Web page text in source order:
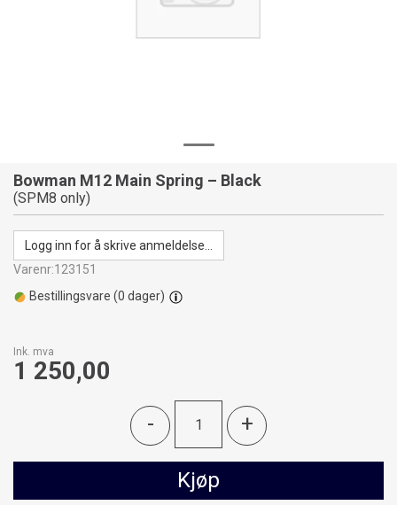
Bowman M12 Main Spring – Black
(SPM8 only)
Logg inn for å skrive anmeldelse...
Varenr:123151
Ink. mva
1 250,00
- +
Kjøp
Bestillingsvare (0 dager)